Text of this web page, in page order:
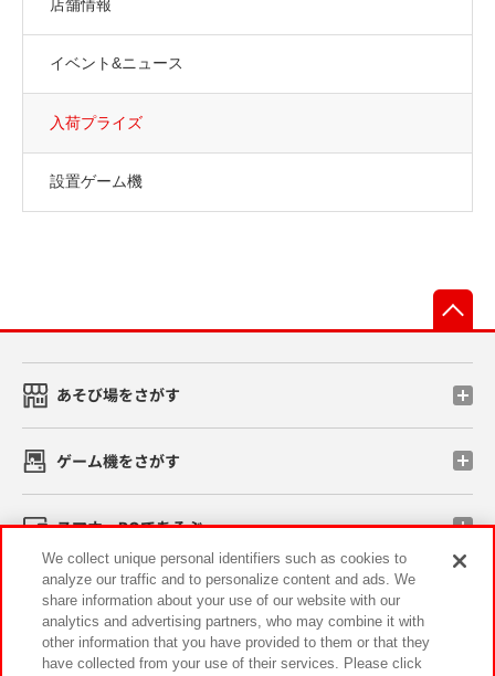
店舗情報
イベント&ニュース
入荷プライズ
設置ゲーム機
あそび場をさがす
ゲーム機をさがす
スマホ・PCであそぶ
イベント・キャンペーン
We collect unique personal identifiers such as cookies to
analyze our traffic and to personalize content and ads. We
share information about your use of our website with our
analytics and advertising partners, who may combine it with
other information that you have provided to them or that they
have collected from your use of their services. Please click